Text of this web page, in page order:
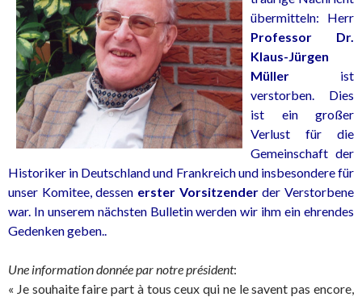
übermitteln: Herr
Professor Dr.
Klaus-Jürgen
Müller ist
verstorben. Dies
ist ein großer
Verlust für die
Gemeinschaft der
Historiker in Deutschland und Frankreich und insbesondere für
unser Komitee, dessen erster Vorsitzenderder Verstorbene
war. In unserem nächsten Bulletin werden wir ihm ein ehrendes
Gedenken geben..
Une information donnée par notre président:
« Je souhaite faire part à tous ceux qui ne le savent pas encore,